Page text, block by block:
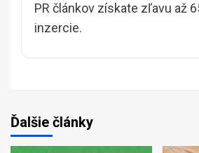
PR článkov získate zľavu až
inzercie.
Ďalšie články